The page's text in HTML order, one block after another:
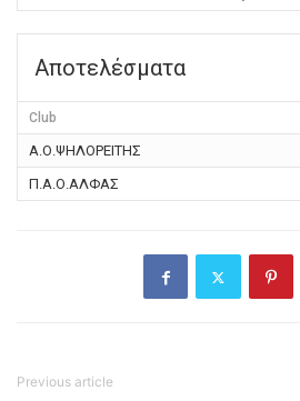
Αποτελέσματα
Club
Α.Ο.ΨΗΛΟΡΕΙΤΗΣ
Π.Α.Ο.ΑΛΦΑΣ
Previous article